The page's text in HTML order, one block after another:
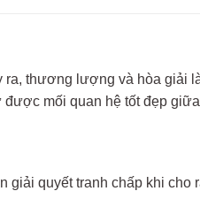
ra, thương lượng và hòa giải
mối quan hệ tốt đẹp
quyết tranh chấp khi cho